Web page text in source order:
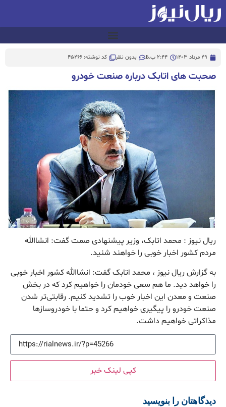
29 مرداد 1403 2:44 ب.ظ بدون نظر کد نوشته: 45266
صحبت های اتابک درباره صنعت خودرو
ریال نیوز : محمد اتابک، وزیر پیشنهادی صمت گفت: انشاالله
مردم کشور اخبار خوبی را خواهند شنید.
به گزارش ریال نیوز ، محمد اتابک گفت: انشاالله کشور اخبار خوبی
را خواهد دید. ما هم سعی خودمان را خواهیم کرد که در بخش
صنعت و معدن این اخبار خوب را تشدید کنیم. رقابتی‌تر شدن
صنعت خودرو را پیگیری خواهیم کرد و حتما با خودروسازها
مذاکراتی خواهیم داشت.
کپی لینک خبر
دیدگاهتان را بنویسید